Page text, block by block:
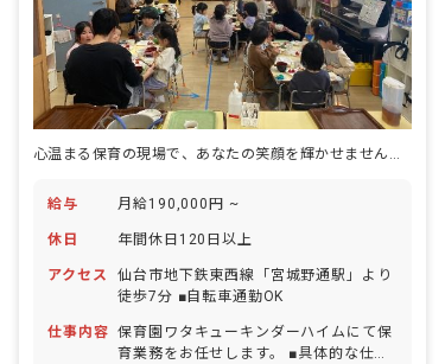
心温まる保育の現場で、あなたの笑顔を輝かせませんか？完全週休2日制
給与 月給190,000円 ~
休日 年間休日120日以上
アクセス
仙台市地下鉄東西線「宮城野通駅」より
徒歩7分 ■自転車通勤OK
仕事内容 保育園ワタキューキンダーハイムにて保
育業務をお任せします。 ■具体的な仕事